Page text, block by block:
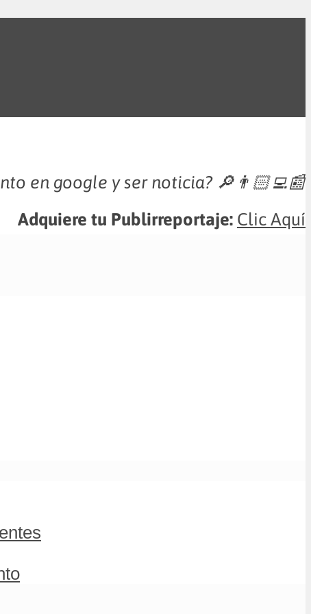
en google y ser noticia? 🔎👨🏻‍💻📰
Adquiere tu Publirreportaje: Clic Aquí